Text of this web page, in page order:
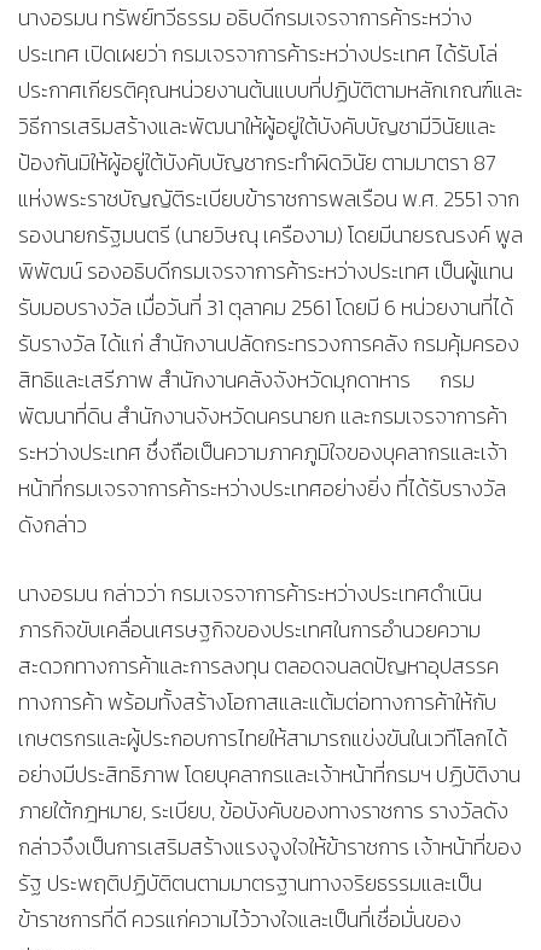
นางอรมน ทรัพย์ทวีธรรม อธิบดีกรมเจรจาการค้าระหว่าง
ประเทศ เปิดเผยว่า กรมเจรจาการค้าระหว่างประเทศ ได้รับโล่
ประกาศเกียรติคุณหน่วยงานต้นแบบที่ปฏิบัติตามหลักเกณฑ์และ
วิธีการเสริมสร้างและพัฒนาให้ผู้อยู่ใต้บังคับบัญชามีวินัยและ
ป้องกันมิให้ผู้อยู่ใต้บังคับบัญชากระทำผิดวินัย ตามมาตรา 87
แห่งพระราชบัญญัติระเบียบข้าราชการพลเรือน พ.ศ. 2551 จาก
รองนายกรัฐมนตรี (นายวิษณุ เครืองาม) โดยมีนายรณรงค์ พูล
พิพัฒน์ รองอธิบดีกรมเจรจาการค้าระหว่างประเทศ เป็นผู้แทน
รับมอบรางวัล เมื่อวันที่ 31 ตุลาคม 2561 โดยมี 6 หน่วยงานที่ได้
รับรางวัล ได้แก่ สำนักงานปลัดกระทรวงการคลัง กรมคุ้มครอง
สิทธิและเสรีภาพ สำนักงานคลังจังหวัดมุกดาหาร กรม
พัฒนาที่ดิน สำนักงานจังหวัดนครนายก และกรมเจรจาการค้า
ระหว่างประเทศ ซึ่งถือเป็นความภาคภูมิใจของบุคลากรและเจ้า
หน้าที่กรมเจรจาการค้าระหว่างประเทศอย่างยิ่ง ที่ได้รับรางวัล
ดังกล่าว
นางอรมน กล่าวว่า กรมเจรจาการค้าระหว่างประเทศดำเนิน
ภารกิจขับเคลื่อนเศรษฐกิจของประเทศในการอำนวยความ
สะดวกทางการค้าและการลงทุน ตลอดจนลดปัญหาอุปสรรค
ทางการค้า พร้อมทั้งสร้างโอกาสและแต้มต่อทางการค้าให้กับ
เกษตรกรและผู้ประกอบการไทยให้สามารถแข่งขันในเวทีโลกได้
อย่างมีประสิทธิภาพ โดยบุคลากรและเจ้าหน้าที่กรมฯ ปฏิบัติงาน
ภายใต้กฎหมาย, ระเบียบ, ข้อบังคับของทางราชการ รางวัลดัง
กล่าวจึงเป็นการเสริมสร้างแรงจูงใจให้ข้าราชการ เจ้าหน้าที่ของ
รัฐ ประพฤติปฏิบัติตนตามมาตรฐานทางจริยธรรมและเป็น
ข้าราชการที่ดี ควรแก่ความไว้วางใจและเป็นที่เชื่อมั่นของ